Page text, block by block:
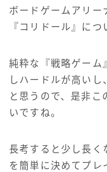
ボードゲームアリー
『コリドール』に
純粋な『戦略ゲーム
しハードルが高い
と思うので、是非こ
いですね。
長考すると少し長く
を簡単に決めてプレ